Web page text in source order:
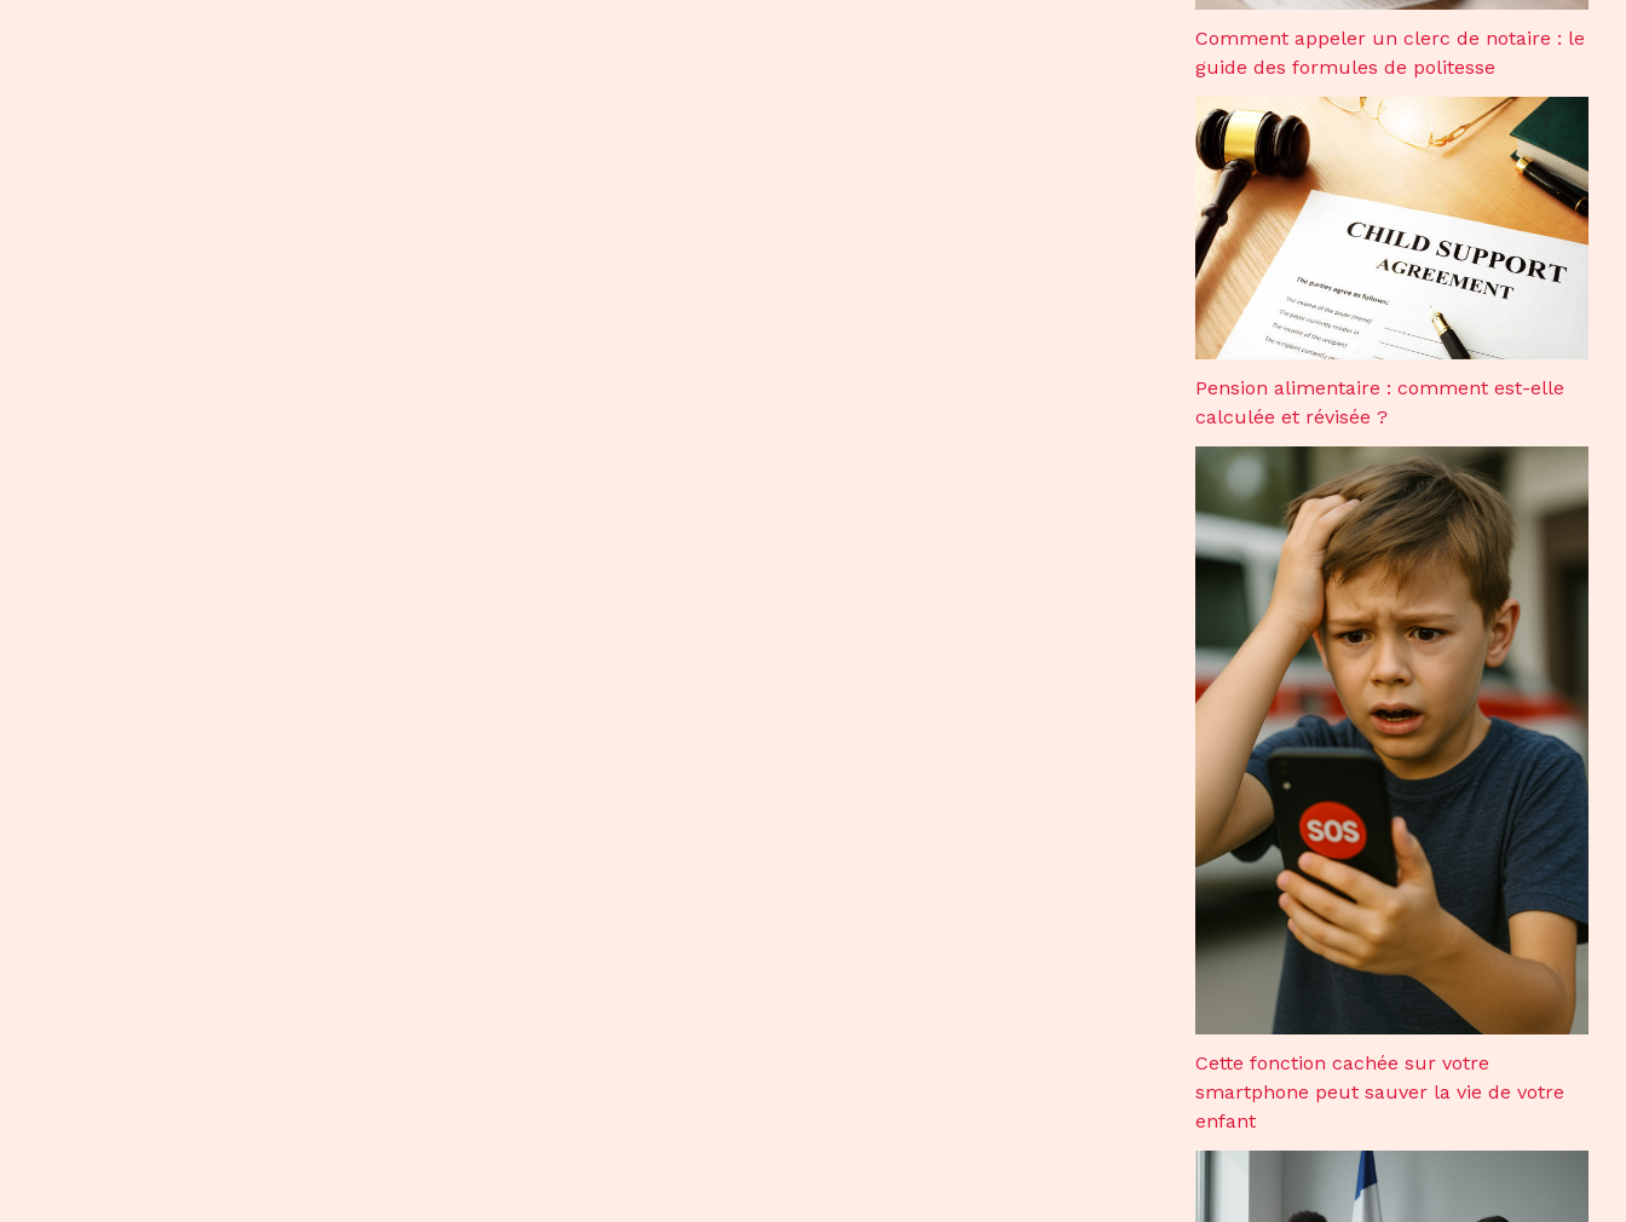
Comment appeler un clerc de notaire : le
guide des formules de politesse
Pension alimentaire : comment est-elle
calculée et révisée ?
Cette fonction cachée sur votre
smartphone peut sauver la vie de votre
enfant